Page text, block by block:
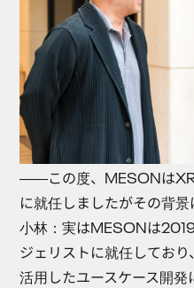
――この度、MESONは
に就任しましたがその背景
小林 ：実はMESONは
ジェリストに就任してお
活用したユースケース開